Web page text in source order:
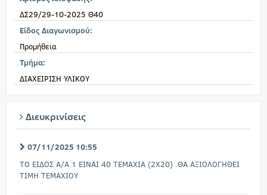
ΔΣ29/29-10-2025 Θ40
Είδος Διαγωνισμού:
Προμήθεια
Τμήμα:
ΔΙΑΧΕΙΡΙΣΗ ΥΛΙΚΟΥ
Διευκρινίσεις
07/11/2025 10:55
ΤΟ ΕΙΔΟΣ Α/Α 1 ΕΙΝΑΙ 40 ΤΕΜΑΧΙΑ (2Χ20) .ΘΑ ΑΞΙΟΛΟΓΗΘΕΙ
ΤΙΜΗ ΤΕΜΑΧΙΟΥ